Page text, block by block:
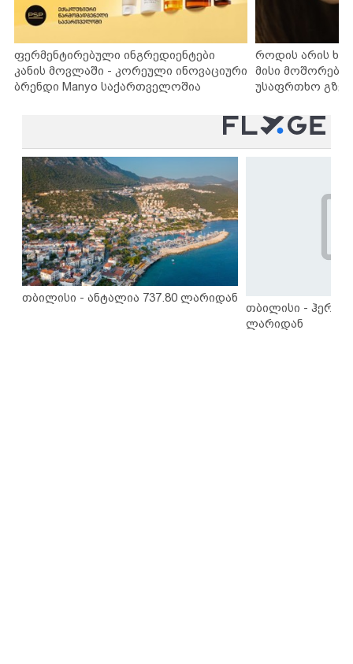
ფერმენტირებული ინგრედიენტები
კანის მოვლაში - კორეული ინოვაციური
ბრენდი Manyo საქართველოშია
როდის არის
მისი
უსაფრთხო
თბილისი - ანტალია 737.80 ლარიდან
თბილისი -
ლარიდან